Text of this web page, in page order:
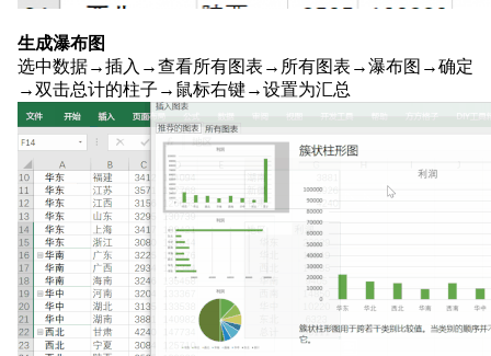
生成瀑布图
选中数据→插入→查看所有图表→所有图表→瀑布图→确定
→双击总计的柱子→鼠标右键→设置为汇总